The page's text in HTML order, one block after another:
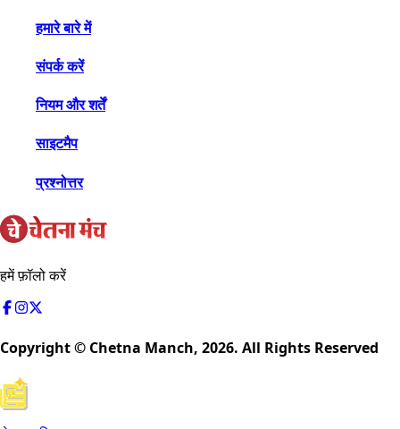
हमारे बारे में
संपर्क करें
नियम और शर्तें
साइटमैप
प्रश्नोत्तर
हमें फ़ॉलो करें
Copyright © Chetna Manch, 2026. All Rights Reserved